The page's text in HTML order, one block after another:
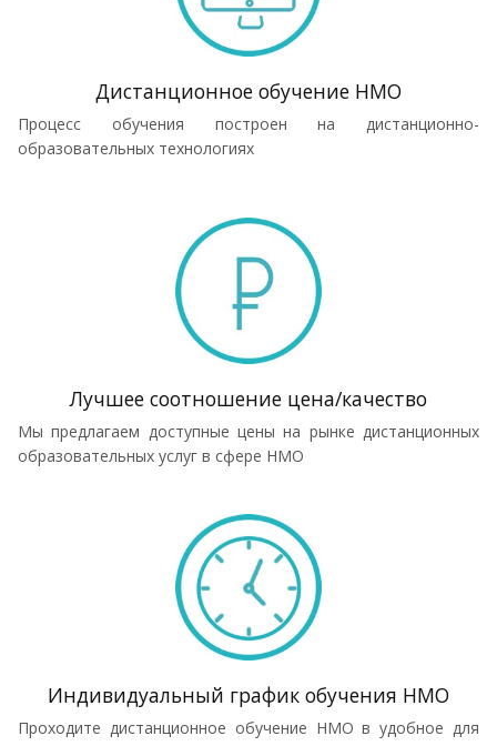
Дистанционное обучение НМО
Процесс обучения построен на дистанционно-
образовательных технологиях
Лучшее соотношение цена/качество
Мы предлагаем доступные цены на рынке дистанционных
образовательных услуг в сфере НМО
Индивидуальный график обучения НМО
Проходите дистанционное обучение НМО в удобное для